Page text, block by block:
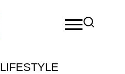
LIFESTYLE